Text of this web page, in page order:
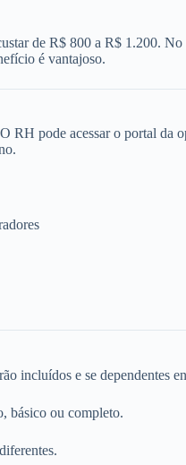
de R$ 800 a R$ 1.200.
é vantajoso.
RH pode acessar o portal da
incluídos e se dependentes
básico ou completo.